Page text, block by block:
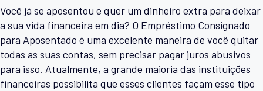
Você já se aposentou e quer um dinheiro extra para deixar
a sua vida financeira em dia? O Empréstimo Consignado
para Aposentado é uma excelente maneira de você quitar
todas as suas contas, sem precisar pagar juros abusivos
para isso. Atualmente, a grande maioria das instituições
financeiras possibilita que esses clientes façam esse tipo